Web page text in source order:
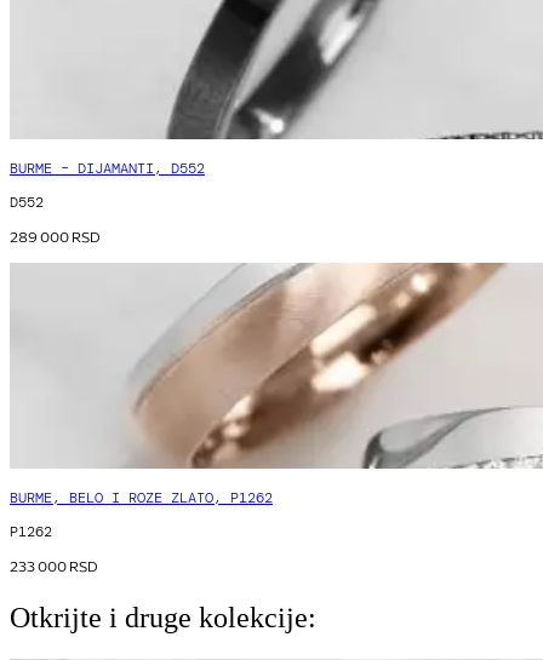
BURME – DIJAMANTI, D552
D552
289 000RSD
BURME, BELO I ROZE ZLATO, P1262
P1262
233 000RSD
Otkrijte i druge kolekcije: